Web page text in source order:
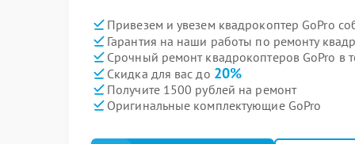
Привезем и увезем квадрокоптер GoPro
Гарантия на наши работы по ремонту
Срочный ремонт квадрокоптеров GoPro в
Скидка для вас до 20%
Получите 1500 рублей на ремонт
Оригинальные комплектующие GoPro